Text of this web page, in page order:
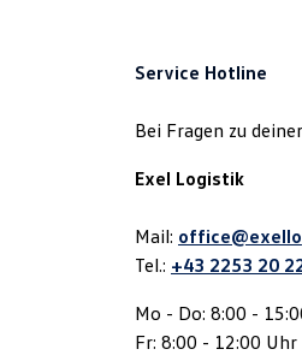
Service Hotline
Bei Fragen zu
Exel Logistik
Mail:
Tel.: +43 2253 20
Mo - Do: 8:00 -
Fr: 8:00 - 12:00 Uhr